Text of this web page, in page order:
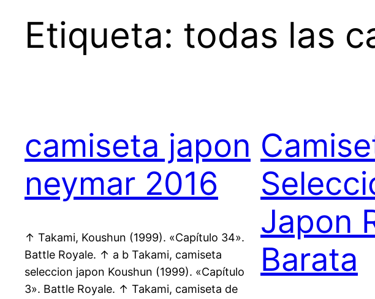
Etiqueta: todas las
camiseta japon
neymar 2016
↑ Takami, Koushun (1999). «Capítulo 34».
Battle Royale. ↑ a b Takami, camiseta
seleccion japon Koushun (1999). «Capítulo
3». Battle Royale. ↑ Takami, camiseta de
Japon
Barata